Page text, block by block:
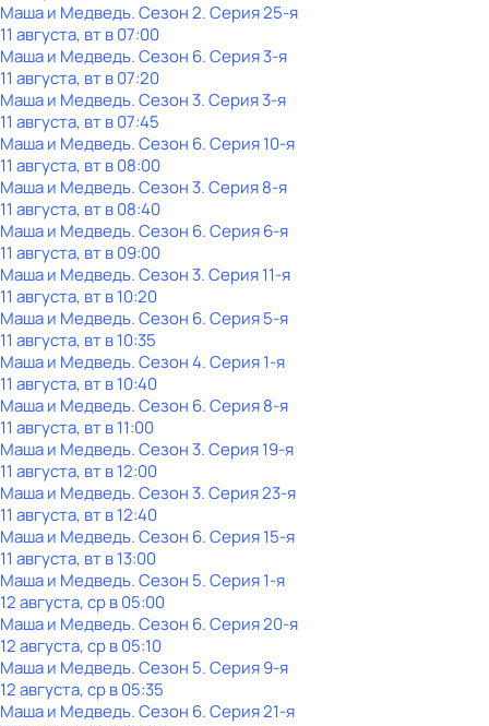
Маша и Медведь. Сезон 2. Серия 25-я
11 августа, вт в 07:00
Маша и Медведь. Сезон 6. Серия 3-я
11 августа, вт в 07:20
Маша и Медведь. Сезон 3. Серия 3-я
11 августа, вт в 07:45
Маша и Медведь. Сезон 6. Серия 10-я
11 августа, вт в 08:00
Маша и Медведь. Сезон 3. Серия 8-я
11 августа, вт в 08:40
Маша и Медведь. Сезон 6. Серия 6-я
11 августа, вт в 09:00
Маша и Медведь. Сезон 3. Серия 11-я
11 августа, вт в 10:20
Маша и Медведь. Сезон 6. Серия 5-я
11 августа, вт в 10:35
Маша и Медведь. Сезон 4. Серия 1-я
11 августа, вт в 10:40
Маша и Медведь. Сезон 6. Серия 8-я
11 августа, вт в 11:00
Маша и Медведь. Сезон 3. Серия 19-я
11 августа, вт в 12:00
Маша и Медведь. Сезон 3. Серия 23-я
11 августа, вт в 12:40
Маша и Медведь. Сезон 6. Серия 15-я
11 августа, вт в 13:00
Маша и Медведь. Сезон 5. Серия 1-я
12 августа, ср в 05:00
Маша и Медведь. Сезон 6. Серия 20-я
12 августа, ср в 05:10
Маша и Медведь. Сезон 5. Серия 9-я
12 августа, ср в 05:35
Маша и Медведь. Сезон 6. Серия 21-я